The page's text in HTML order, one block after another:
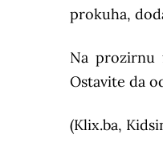
prokuha,
Na prozirnu
Ostavite da
(Klix.ba,